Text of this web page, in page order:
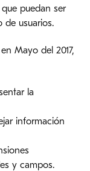
puedan ser
de usuarios.
Mayo del 2017,
la
información
y campos.